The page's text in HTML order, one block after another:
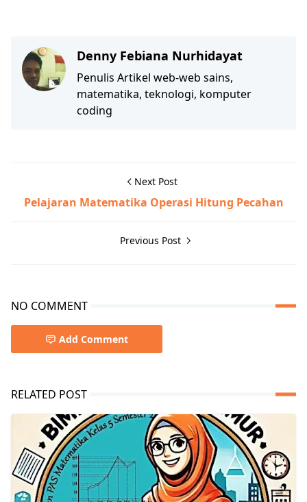
Denny Febiana Nurhidayat
Penulis Artikel web-web sains,
matematika, teknologi, komputer
coding
Next Post
Pelajaran Matematika Operasi Hitung Pecahan
Previous Post
NO COMMENT
Add Comment
RELATED POST